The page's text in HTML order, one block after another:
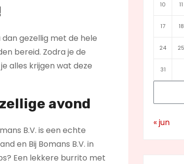
gezellig met de hele
bereid. Zodra je de
alles krijgen wat deze
avond
B.V. is een echte
en Bij Bomans B.V. in
Een lekkere burrito met
10 11
17 18
24 25
31
« jun